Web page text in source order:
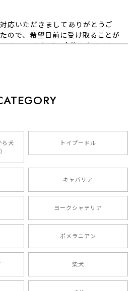
応いただきましてありがとうご
ので、希望日前に受け取ることが
ます！ またぜひ今後ともよろし
16
んちゃんの名前や電話番号も分か
ありがとうございました❁⃘*.ﾟ
またよろしくお願いいたします。
【 自然に囲まれた ダックスフンド 】 キャニスター 保存容器 お家用 プレゼント 犬 ペット うちの子 犬グッズ
【 ボーダーコリー 水彩画風 毛色4色 】 手帳 スマホケース 犬 うちの子 iPhone & Android
犬
トイプードル
キャバリア
ヨークシャテリア
ポメラニアン
柴犬